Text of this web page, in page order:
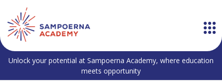
Unlock your potential at Sampoerna Academy, where education
meets opportunity